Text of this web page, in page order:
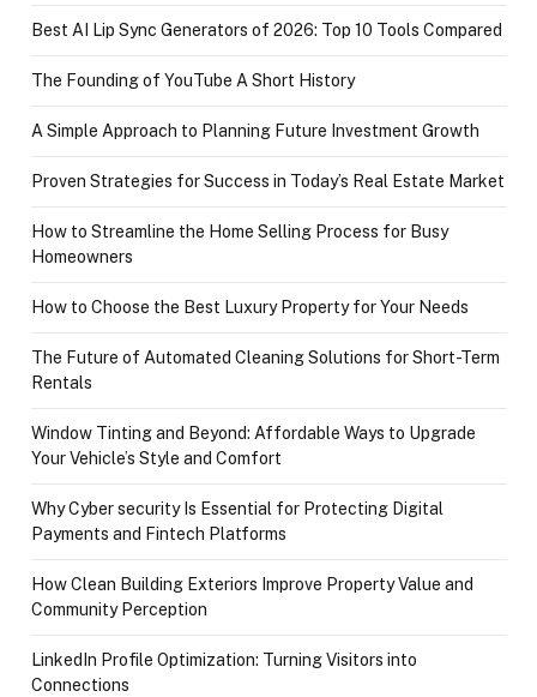
Best AI Lip Sync Generators of 2026: Top 10 Tools Compared
The Founding of YouTube A Short History
A Simple Approach to Planning Future Investment Growth
Proven Strategies for Success in Today’s Real Estate Market
How to Streamline the Home Selling Process for Busy
Homeowners
How to Choose the Best Luxury Property for Your Needs
The Future of Automated Cleaning Solutions for Short-Term
Rentals
Window Tinting and Beyond: Affordable Ways to Upgrade
Your Vehicle’s Style and Comfort
Why Cyber security Is Essential for Protecting Digital
Payments and Fintech Platforms
How Clean Building Exteriors Improve Property Value and
Community Perception
LinkedIn Profile Optimization: Turning Visitors into
Connections